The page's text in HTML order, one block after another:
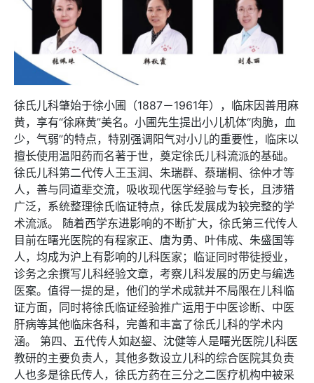
徐氏儿科肇始于徐小圃（1887－1961年），临床因善用麻
黄，享有“徐麻黄”美名。小圃先生提出小儿机体“肉脆，血
少，气弱”的特点，特别强调阳气对小儿的重要性，临床以
擅长使用温阳药而名著于世，奠定徐氏儿科流派的基础。
徐氏儿科第二代传人王玉润、朱瑞群、蔡瑞桐、徐仲才等
人，善与同道辈交流，吸收现代医学经验与专长，且涉猎
广泛，系统整理徐氏临证特点，徐氏发展成为较完整的学
术流派。 随着西学东进影响的不断扩大，徐氏第三代传人
目前在曙光医院的有程家正、唐为勇、叶伟成、朱盛国等
人，均成为沪上有影响的儿科医家；临证同时带徒授业，
诊务之余撰写儿科经验文章，考察儿科发展的历史与编选
医案。值得一提的是，他们的学术成就并不局限在儿科临
证方面，同时将徐氏临证经验推广运用于中医诊断、中医
肝病等其他临床各科，完善和丰富了徐氏儿科的学术内
涵。 第四、五代传人如赵鋆、沈健等人是曙光医院儿科医
教研的主要负责人，其他多数设立儿科的综合医院其负责
人也多是徐氏传人，徐氏方药在三分之二医疗机构中被采